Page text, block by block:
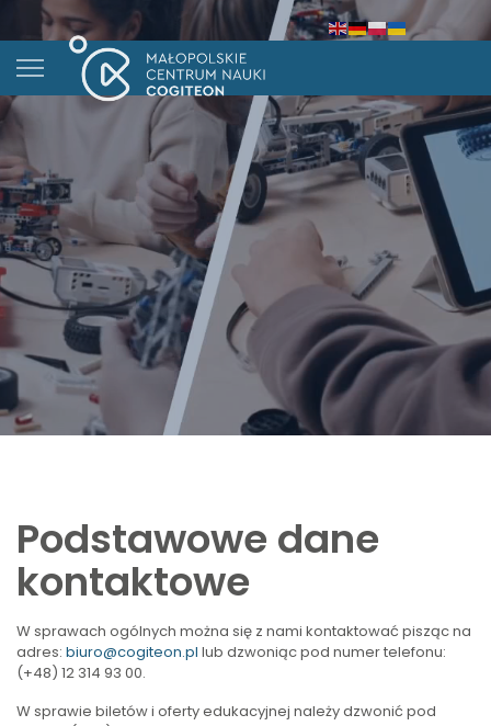
Podstawowe dane
kontaktowe
W sprawach ogólnych można się z nami kontaktować pisząc na
adres: biuro@cogiteon.pl lub dzwoniąc pod numer telefonu:
(+48) 12 314 93 00.
W sprawie biletów i oferty edukacyjnej należy dzwonić pod